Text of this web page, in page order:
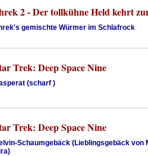
2 - Der tollkühne Held kehrt
gemischte Würmer im Schlafrock
Trek: Deep Space Nine
(scharf )
Trek: Deep Space Nine
Schaumgebäck (Lieblingsgebäck von